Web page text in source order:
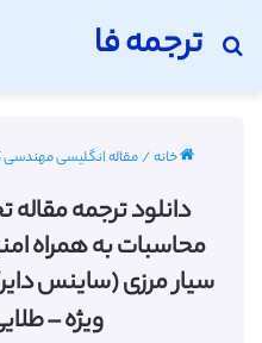
ترجمه فا
جستجو برای
خانه/مقاله انگلیسی مهندسی
دانلود ترجمه
محاسبات به همراه
ویژه –